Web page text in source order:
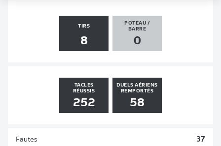
TIRS
8
POTEAU /
BARRE
0
TACLES
RÉUSSIS
252
DUELS AÉRIENS
REMPORTÉS
58
Fautes 37